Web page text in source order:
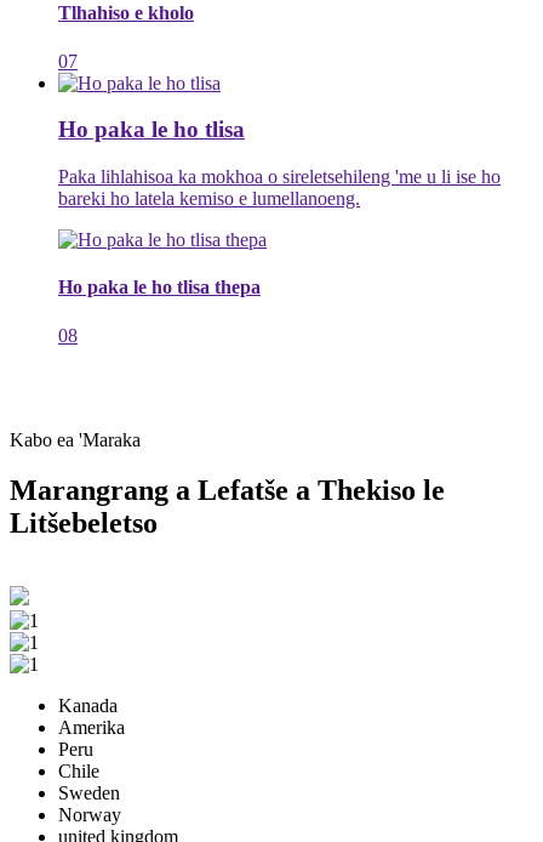
Tlhahiso e kholo
07
Ho paka le ho tlisa
Paka lihlahisoa ka mokhoa o sireletsehileng 'me u li ise ho
bareki ho latela kemiso e lumellanoeng.
Ho paka le ho tlisa thepa
08
Kabo ea 'Maraka
Marangrang a Lefatše a Thekiso le
Litšebeletso
Kanada
Amerika
Peru
Chile
Sweden
Norway
united kingdom